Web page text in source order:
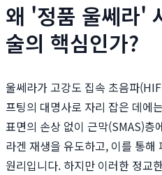
왜 '정품 울쎄라'
술의 핵심인가?
울쎄라가 고강도 집속 초음파
프팅의 대명사로 자리 잡은 데에
표면의 손상 없이 근막(SMAS)층
라겐 재생을 유도하고, 이를 통
원리입니다. 하지만 이러한 정교